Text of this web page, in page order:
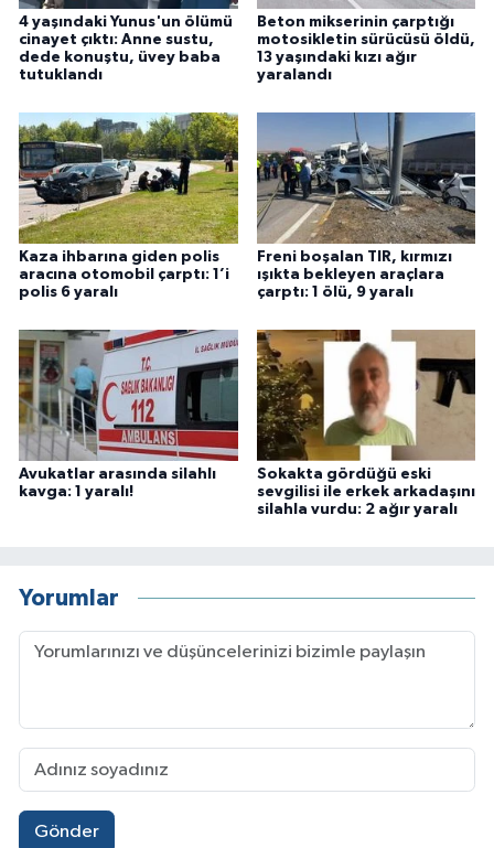
4 yaşındaki Yunus'un ölümü
cinayet çıktı: Anne sustu,
dede konuştu, üvey baba
tutuklandı
Beton mikserinin çarptığı
motosikletin sürücüsü öldü,
13 yaşındaki kızı ağır
yaralandı
Kaza ihbarına giden polis
aracına otomobil çarptı: 1’i
polis 6 yaralı
Freni boşalan TIR, kırmızı
ışıkta bekleyen araçlara
çarptı: 1 ölü, 9 yaralı
Avukatlar arasında silahlı
kavga: 1 yaralı!
Sokakta gördüğü eski
sevgilisi ile erkek arkadaşını
silahla vurdu: 2 ağır yaralı
Yorumlar
Gönder